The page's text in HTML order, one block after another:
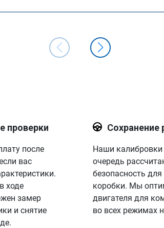
проверки
после
вас
ходе
замер
и снятие
Сохранение
Наши
очередь
безопасность
коробки. Мы
двигателя для
во всех режимах